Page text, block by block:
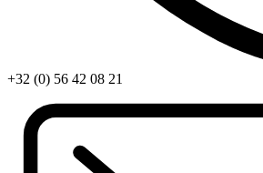
+32 (0) 56 42 08 21